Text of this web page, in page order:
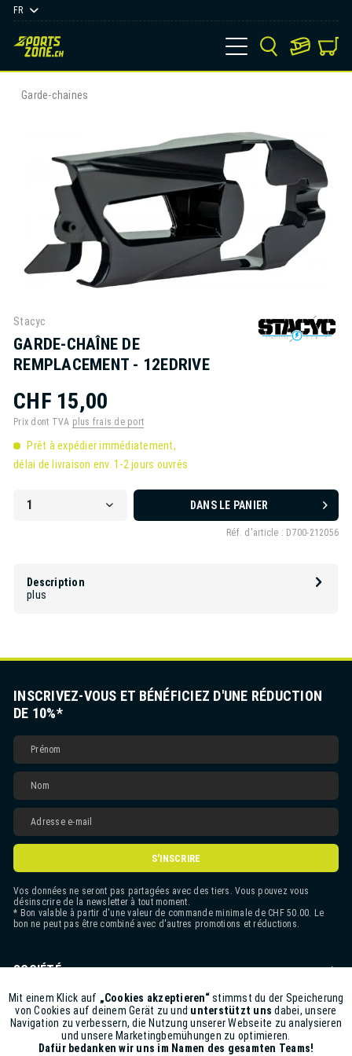
FR
Garde-chaines
Stacyc
GARDE-CHAÎNE DE
REMPLACEMENT - 12EDRIVE
CHF 15,00
Prix dont TVA plus frais de port
Prêt à expédier immédiatement,
délai de livraison env. 1-2 jours ouvrés
DANS LE PANIER
Réf. d'article : D700-212056
Description
plus
INSCRIVEZ-VOUS ET BÉNÉFICIEZ D'UNE RÉDUCTION
DE 10%*
S'INSCRIRE
Vos données ne seront pas partagées avec des tiers. Vous pouvez vous
désinscrire de la newsletter à tout moment.
* Bon valable à partir d'une valeur de commande minimale de CHF 50.00. Le
bon ne peut pas être combiné avec d'autres promotions et réductions.
SOCIÉTÉ
CONTACT
ASSISTANCE BOUTIQUE
Funktionale Aktiv
Marketing Inaktiv
Mit einem Klick auf „Cookies akzeptieren“stimmst du der Speicherung
von Cookies auf deinem Gerät zu und unterstützt uns dabei, unsere
Navigation zu verbessern, die Nutzung unserer Webseite zu analysieren
und unsere Marketingbemühungen zu optimieren.
Dafür bedanken wir uns im Namen des gesamten Teams!